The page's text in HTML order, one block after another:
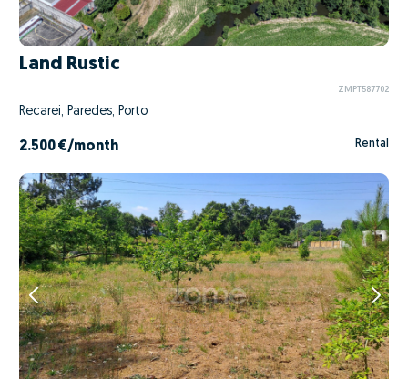
Land Rustic
ZMPT587702
Recarei, Paredes, Porto
2.500 €/month Rental